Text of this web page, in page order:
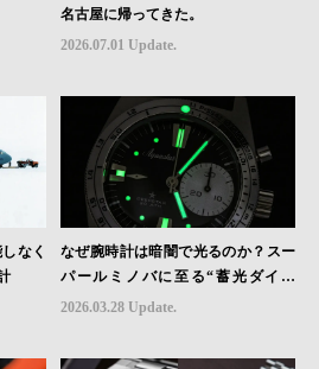
名古屋に帰ってきた。
2026.07.01 Update.
なく
なぜ腕時計は暗闇で光るのか？スー
パールミノバに至る“蓄光ダイヤ
ル”の進化と物語
2026.03.28 Update.